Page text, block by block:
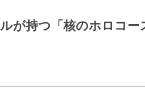
が持つ「核のホロコ